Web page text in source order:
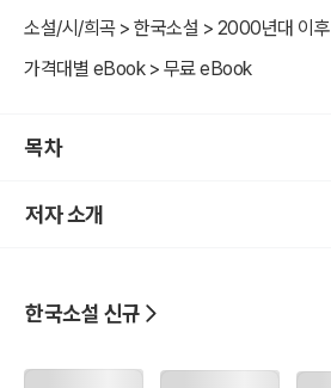
소설/시/희곡 > 한국소설 > 2000년대 이후
가격대별 eBook > 무료 eBook
목차
저자 소개
한국소설 신규